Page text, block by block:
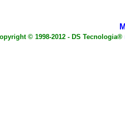
© 1998-2012 - DS Tecnologia®